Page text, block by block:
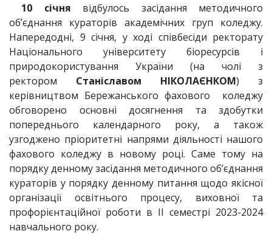
10 січня відбулось засідання методичного
об’єднання кураторів академічних груп коледжу.
Напередодні, 9 січня, у ході співбесіди ректорату
Національного університету біоресурсів і
природокористування України (на чолі з
ректором Станіславом НІКОЛАЄНКОМ) з
керівництвом Бережанського фахового коледжу
обговорено основні досягнення та здобутки
попереднього календарного року, а також
узгоджено пріоритетні напрями діяльності нашого
фахового коледжу в новому році. Саме тому на
порядку денному засідання методичного об’єднання
кураторів у порядку денному питання щодо якісної
організації освітнього процесу, виховної та
профорієнтаційної роботи в ІІ семестрі 2023-2024
навчального року.